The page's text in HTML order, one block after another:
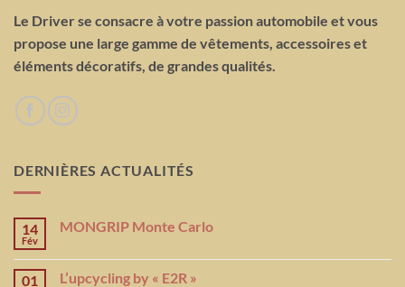
Le Driver se consacre à votre passion automobile et vous
propose une large gamme de vêtements, accessoires et
éléments décoratifs, de grandes qualités.
DERNIÈRES ACTUALITÉS
14
Fév
MONGRIP Monte Carlo
01 L’upcycling by « E2R »